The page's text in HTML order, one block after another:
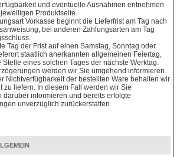
und eventuelle Ausnahmen entnehmen
Produktseite.
Vorkasse beginnt die Lieferfrist am Tag nach
bei anderen Zahlungsarten am Tag
Tag der Frist auf einen Samstag, Sonntag oder
staatlich anerkannten allgemeinen Feiertag,
Stelle eines solchen Tages der nächste Werktag.
werden wir Sie umgehend informieren.
Nichtverfügbarkeit der bestellten Ware behalten wir
zu liefern. In diesem Fall werden wir Sie
darüber informieren und bereits erfolgte
unverzüglich zurückerstatten.